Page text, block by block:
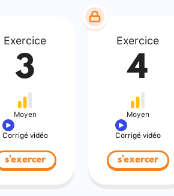
Exercice
3
Moyen
Corrigé vidéo
s'exercer
Exercice
4
Moyen
Corrigé vidéo
s'exercer